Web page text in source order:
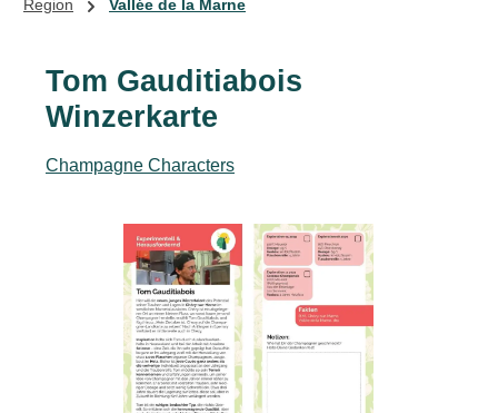
Region Vallée de la Marne
Tom Gauditiabois
Winzerkarte
Champagne Characters
Bildergalerie überspringen